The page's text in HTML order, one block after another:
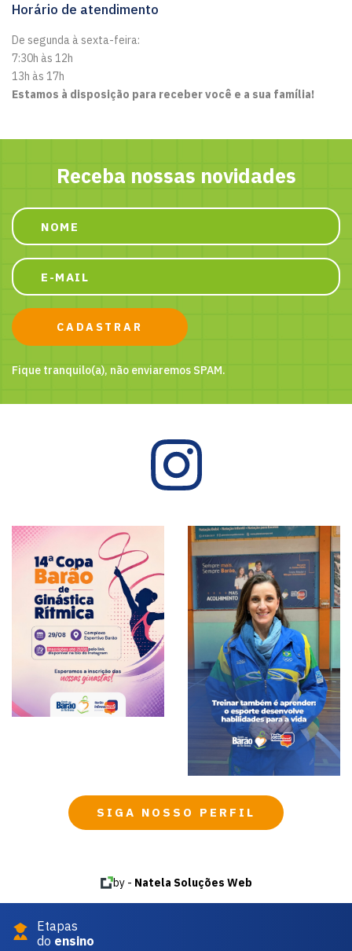
Horário de atendimento
De segunda à sexta-feira:
7:30h às 12h
13h às 17h
Estamos à disposição para receber você e a sua família!
Receba nossas novidades
CADASTRAR
Fique tranquilo(a), não enviaremos SPAM.
SIGA NOSSO PERFIL
by - Natela Soluções Web
Etapas
do ensino